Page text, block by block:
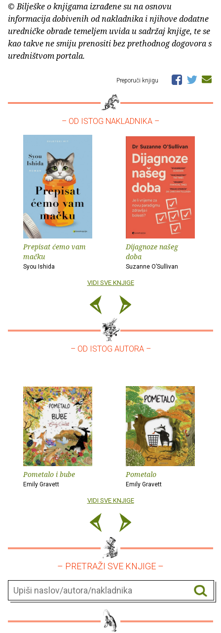
© Bilješke o knjigama izrađene su na osnovu
informacija dobivenih od nakladnika i njihove dodatne
uredničke obrade temeljem uvida u sadržaj knjige, te se
kao takve ne smiju prenositi bez prethodnog dogovora s
uredništvom portala.
Preporuči knjigu
– OD ISTOG NAKLADNIKA –
Prepisat ćemo vam
mačku
Syou Ishida
Dijagnoze našeg
doba
Suzanne O’Sullivan
VIDI SVE KNJIGE
– OD ISTOG AUTORA –
Pometalo i bube
Emily Gravett
Pometalo
Emily Gravett
VIDI SVE KNJIGE
– PRETRAŽI SVE KNJIGE –